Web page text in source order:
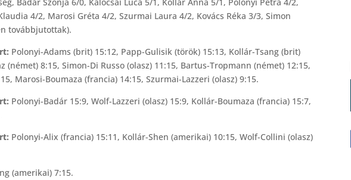
Badár Szonja 6/0, Kalocsai Luca 5/1, Kollár Anna 5/1, Polonyi Petra 4/2,
4/2, Marosi Gréta 4/2, Szurmai Laura 4/2, Kovács Réka 3/3, Simon
továbbjutottak).
Polonyi-Adams (brit) 15:12, Papp-Gulisik (török) 15:13, Kollár-Tsang (brit)
(német) 8:15, Simon-Di Russo (olasz) 11:15, Bartus-Tropmann (német) 12:15,
Marosi-Boumaza (francia) 14:15, Szurmai-Lazzeri (olasz) 9:15.
Polonyi-Badár 15:9, Wolf-Lazzeri (olasz) 15:9, Kollár-Boumaza (francia) 15:7,
Polonyi-Alix (francia) 15:11, Kollár-Shen (amerikai) 10:15, Wolf-Collini (olasz)
(amerikai) 7:15.